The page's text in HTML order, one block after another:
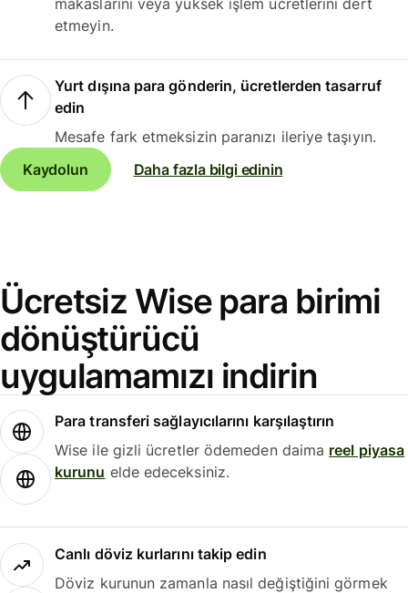
makaslarını veya yüksek işlem ücretlerini dert
etmeyin.
Yurt dışına para gönderin, ücretlerden tasarruf
edin
Mesafe fark etmeksizin paranızı ileriye taşıyın.
Kaydolun
Daha fazla bilgi edinin
Ücretsiz Wise para birimi
dönüştürücü
uygulamamızı indirin
Para transferi sağlayıcılarını karşılaştırın
Wise ile gizli ücretler ödemeden daima reel piyasa
kurunu elde edeceksiniz.
Canlı döviz kurlarını takip edin
Döviz kurunun zamanla nasıl değiştiğini görmek